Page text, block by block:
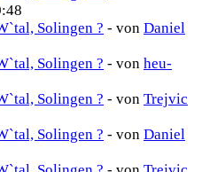
Solingen ? - von Daniel
Solingen ? - von heu-
Solingen ? - von Trejvic
Solingen ? - von Daniel